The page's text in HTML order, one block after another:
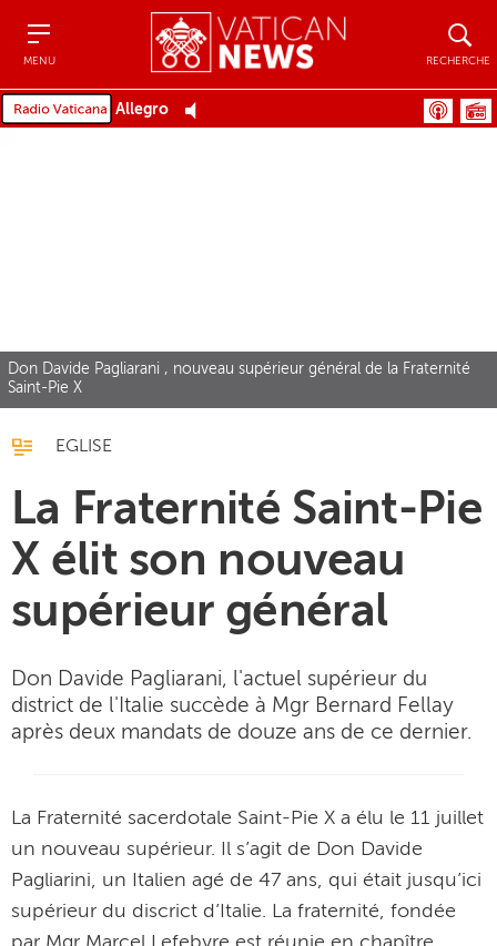
MENU RECHERCHE
Allegro
Don Davide Pagliarani , nouveau supérieur général de la Fraternité
Saint-Pie X
EGLISE
La Fraternité Saint-Pie
X élit son nouveau
supérieur général
Don Davide Pagliarani, l'actuel supérieur du
district de l'Italie succède à Mgr Bernard Fellay
après deux mandats de douze ans de ce dernier.
La Fraternité sacerdotale Saint-Pie X a élu le 11 juillet
un nouveau supérieur. Il s’agit de Don Davide
Pagliarini, un Italien agé de 47 ans, qui était jusqu’ici
supérieur du discrict d’Italie. La fraternité, fondée